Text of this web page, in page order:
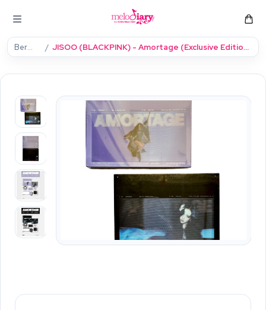
Beranda JISOO (BLACKPINK) - Amortage (Exclusive Edition) [Mini Album] YG Select